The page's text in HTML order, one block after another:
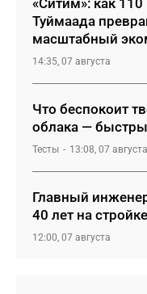
«Ситим»: как
Туймаада
масштабный
14:35, 07 августа
Что беспокоит
облака —
Тесты 13:08, 07 августа
Главный
40 лет на стройке
12:00, 07 августа